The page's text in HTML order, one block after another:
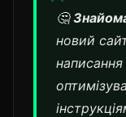
🤔
новий
написання